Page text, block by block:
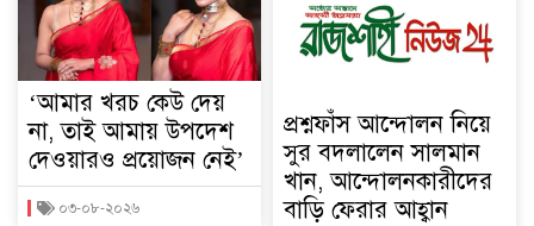
‘আমার খরচ কেউ দেয়
না, তাই আমায় উপদেশ
দেওয়ারও প্রয়োজন নেই’
০৩-০৮-২০২৬
প্রশ্নফাঁস আন্দোলন নিয়ে
সুর বদলালেন সালমান
খান, আন্দোলনকারীদের
বাড়ি ফেরার আহ্বান